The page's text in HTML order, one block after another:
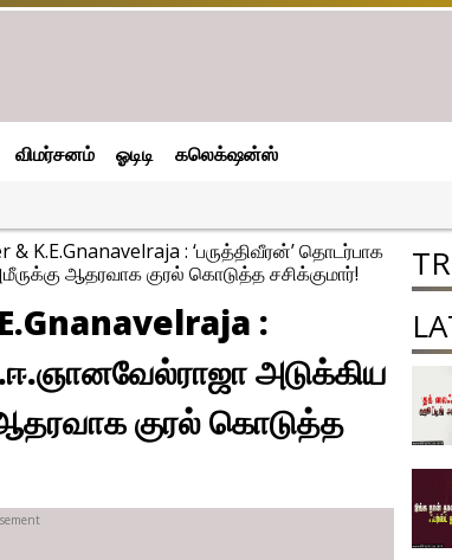
விமர்சனம் ஓடிடி கலெக்‌ஷன்ஸ்
& K.E.Gnanavelraja : ‘பருத்திவீரன்’ தொடர்பாக
ஆதரவாக குரல் கொடுத்த சசிக்குமார்!
:
அடுக்கிய
குரல் கொடுத்த